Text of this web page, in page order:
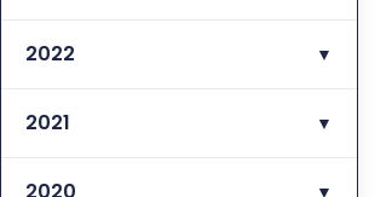
2022 ▼
2021 ▼
▼